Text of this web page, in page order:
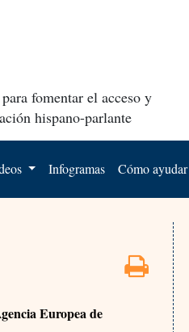
fomentar el acceso y
hispano-parlante
Infogramas Cómo ayudar
Europea de